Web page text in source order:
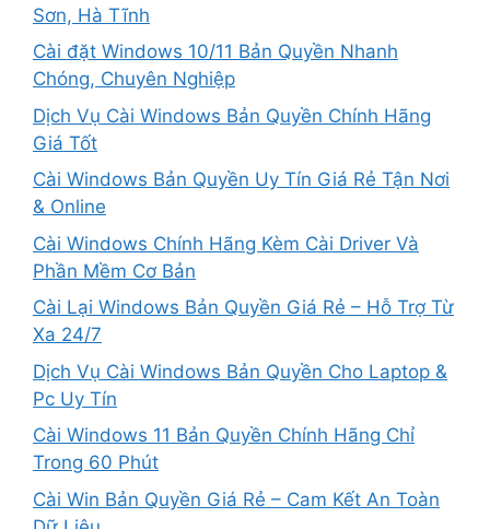
Sơn, Hà Tĩnh
Cài đặt Windows 10/11 Bản Quyền Nhanh
Chóng, Chuyên Nghiệp
Dịch Vụ Cài Windows Bản Quyền Chính Hãng
Giá Tốt
Cài Windows Bản Quyền Uy Tín Giá Rẻ Tận Nơi
& Online
Cài Windows Chính Hãng Kèm Cài Driver Và
Phần Mềm Cơ Bản
Cài Lại Windows Bản Quyền Giá Rẻ – Hỗ Trợ Từ
Xa 24/7
Dịch Vụ Cài Windows Bản Quyền Cho Laptop &
Pc Uy Tín
Cài Windows 11 Bản Quyền Chính Hãng Chỉ
Trong 60 Phút
Cài Win Bản Quyền Giá Rẻ – Cam Kết An Toàn